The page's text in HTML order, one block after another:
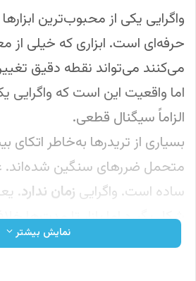
واگرایی یکی از محبوب‌ترین
حرفه‌ای است. ابزاری که خیلی از
می‌کنند می‌تواند نقطه دقیق
اما واقعیت این است که واگرایی
الزاماً سیگنال قطعی.
بسیاری از تریدرها به‌خاطر اتکای
متحمل ضررهای سنگین
ساده است. واگرایی زمان ندارد.
شکل بگیرد اما بازار تا مدت‌ها
نمایش بیشتر